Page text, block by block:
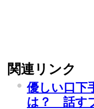
関連リンク
優しい口下
は？ 話す